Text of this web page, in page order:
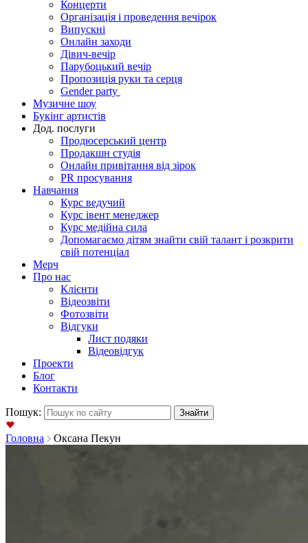
Концерти
Організація і проведення вечірок
Випускні
Онлайн заходи
Дівич-вечір
Парубоцький вечір
Пропозиція руки та серця
Gender party
Музичне шоу
Букінг артистів
Дод. послуги
Продюсерський центр
Продакшн студія
Онлайн привітання від зірок
PR просування
Навчання
Курс ведучий
Курс івент менеджер
Курс медійна сила
Допомагаємо дітям знайти свій талант і розкрити
свій потенціал
Мерч
Про нас
Клієнти
Відеозвіти
Фотозвіти
Відгуки
Лист подяки
Відеовідгук
Проекти
Блог
Контакти
Пошук:
Головна Оксана Пекун